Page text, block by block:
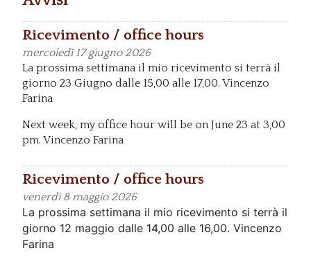
Ricevimento / office hours
mercoledì17 giugno 2026
La prossima settimana il mio ricevimento si terrà il
giorno 23 Giugno dalle 15,00 alle 17,00. Vincenzo
Farina
Next week, my office hour will be on June 23 at 3,00
pm. Vincenzo Farina
Ricevimento / office hours
venerdì8 maggio 2026
La prossima settimana il mio ricevimento si terrà il
giorno 12 maggio dalle 14,00 alle 16,00. Vincenzo
Farina